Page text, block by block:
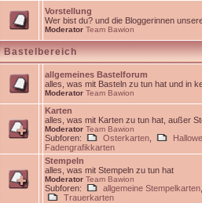
Vorstellung
Wer bist du? und die Bloggerinnen
Moderator Team Bawion
Bastelbereich
allgemeines Bastelforum
alles, was mit Basteln zu tun hat und in
Moderator Team Bawion
Karten
alles, was mit Karten zu tun hat, außer
Moderator Team Bawion
Subforen: Osterkarten
Fadengrafikkarten
Stempeln
alles, was mit Stempeln zu tun hat
Moderator Team Bawion
Subforen: allgemeine Stempelkarten
Trauerkarten